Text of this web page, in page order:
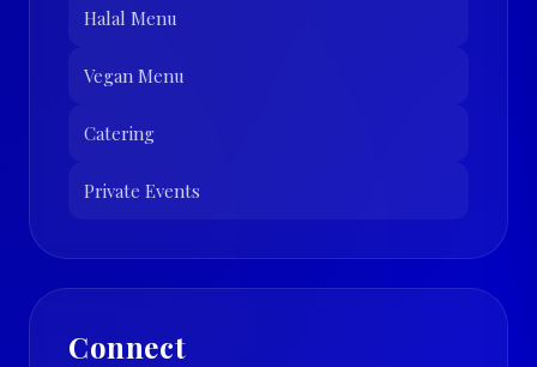
Halal Menu
Vegan Menu
Catering
Private Events
Connect